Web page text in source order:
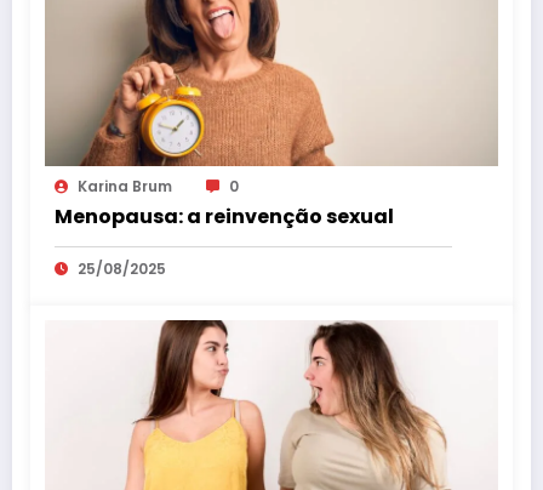
Karina Brum 0
Menopausa: a reinvenção sexual
25/08/2025